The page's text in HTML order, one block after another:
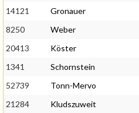
14121
Gronauer
8250
Weber
20413
Köster
1341
Schornstein
52739
Tonn-Mervo
21284
Kludszuweit